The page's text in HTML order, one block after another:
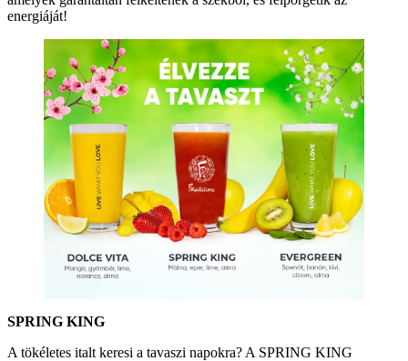
energiáját!
SPRING KING
A tökéletes italt keresi a tavaszi napokra? A SPRING KING